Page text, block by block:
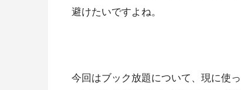
避けたいですよね。
今回はブック放題について、現に使